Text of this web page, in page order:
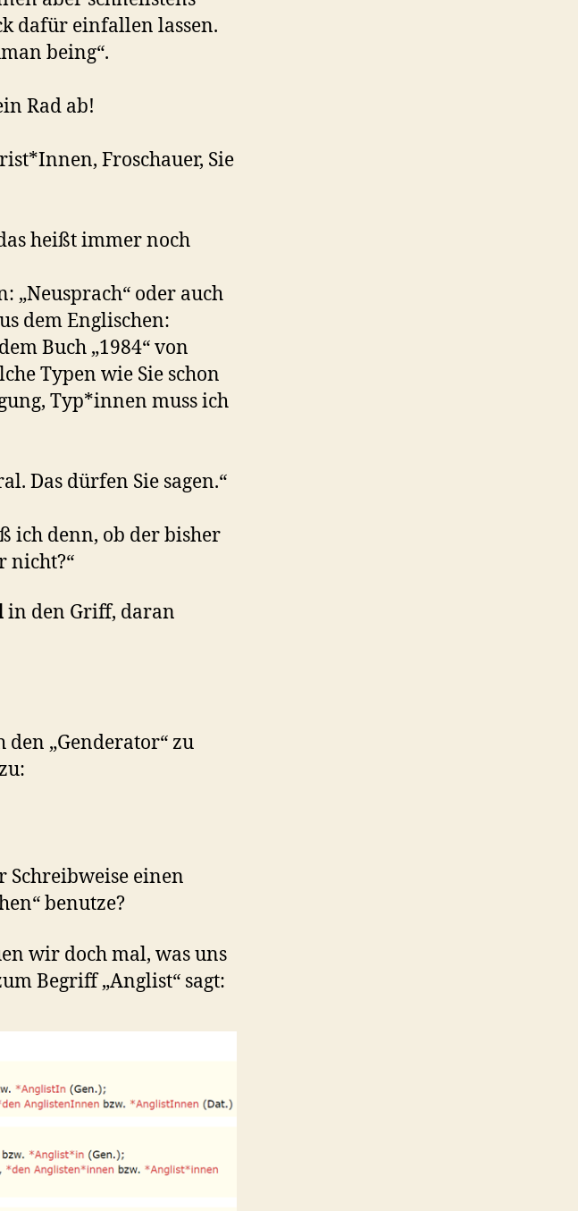
dafür einfallen lassen.
being“.
Rad ab!
Froschauer, Sie
heißt immer noch
„Neusprach“ oder auch
dem Englischen:
Buch „1984“ von
Typen wie Sie schon
Typ*innen muss ich
Das dürfen Sie sagen.“
ich denn, ob der bisher
nicht?“
in den Griff, daran
„Genderator“ zu
Schreibweise einen
benutze?
wir doch mal, was uns
Begriff „Anglist“ sagt: